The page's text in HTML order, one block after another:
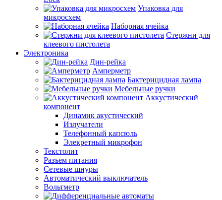
Упаковка для
микросхем
Наборная ячейка
Стержни для
клеевого пистолета
Электроника
Дин-рейка
Амперметр
Бактерицидная лампа
Мебельные ручки
Аккустический
компонент
Динамик акустический
Излучатели
Телефонный капсюль
Элекретный микрофон
Текстолит
Разъем питания
Сетевые шнуры
Автоматический выключатель
Вольтметр